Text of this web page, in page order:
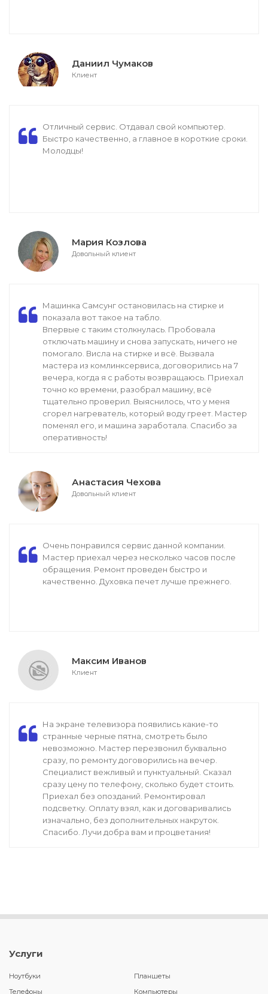
Даниил Чумаков
Клиент
Отличный сервис. Отдавал свой компьютер.
Быстро качественно, а главное в короткие сроки.
Молодцы!
Мария Козлова
Довольный клиент
Машинка Самсунг остановилась на стирке и
показала вот такое на табло.
Впервые с таким столкнулась. Пробовала
отключать машину и снова запускать, ничего не
помогало. Висла на стирке и всё. Вызвала
мастера из комлинксервиса, договорились на 7
вечера, когда я с работы возвращаюсь. Приехал
точно ко времени, разобрал машину, всё
тщательно проверил. Выяснилось, что у меня
сгорел нагреватель, который воду греет. Мастер
поменял его, и машина заработала. Спасибо за
оперативность!
Анастасия Чехова
Довольный клиент
Очень понравился сервис данной компании.
Мастер приехал через несколько часов после
обращения. Ремонт проведен быстро и
качественно. Духовка печет лучше прежнего.
Максим Иванов
Клиент
На экране телевизора появились какие-то
странные черные пятна, смотреть было
невозможно. Мастер перезвонил буквально
сразу, по ремонту договорились на вечер.
Специалист вежливый и пунктуальный. Сказал
сразу цену по телефону, сколько будет стоить.
Приехал без опозданий. Ремонтировал
подсветку. Оплату взял, как и договаривались
изначально, без дополнительных накруток.
Спасибо. Лучи добра вам и процветания!
Услуги
Ноутбуки
Планшеты
Телефоны
Компьютеры